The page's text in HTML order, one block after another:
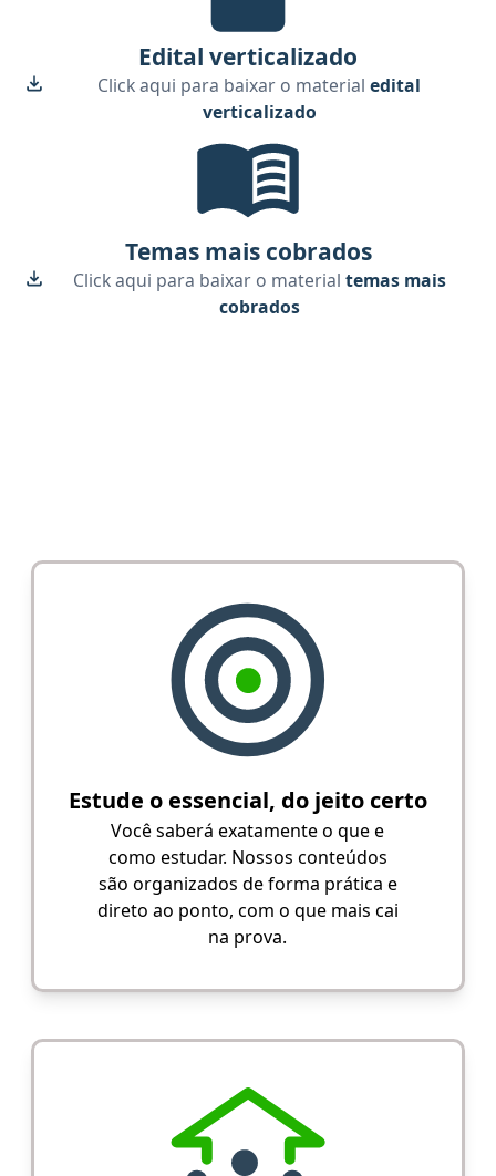
Edital verticalizado
Click aqui para baixar o materialedital
verticalizado
Temas mais cobrados
Click aqui para baixar o material temas mais
cobrados
Estude o essencial, do jeito certo
Você saberá exatamente o que e
como estudar. Nossos conteúdos
são organizados de forma prática e
direto ao ponto, com o que mais cai
na prova.